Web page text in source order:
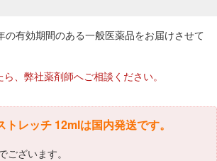
の有効期間のある一般医薬品をお届けさせて
、弊社薬剤師へご相談ください。
トレッチ 12mlは国内発送です。
ございます。